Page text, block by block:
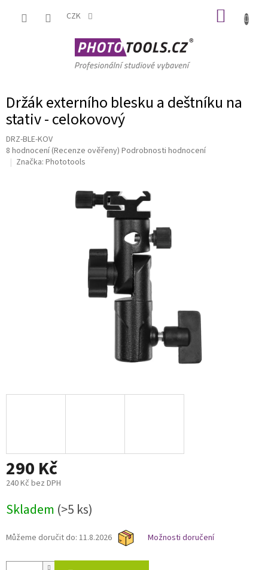
CZK
Držák externího blesku a deštníku na
stativ - celokovový
DRZ-BLE-KOV
Průměrné
hodnocení
8 hodnocení(Recenze ověřeny) Podrobnosti hodnocení
Značka: Phototools
290 Kč
240 Kč bez DPH
cena:
Skladem (>5 ks)
Můžeme doručit do: 11.8.2026 Možnosti doručení